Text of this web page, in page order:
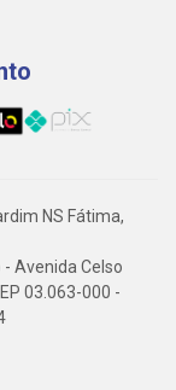
NS Fátima,
- Avenida Celso
03.063-000 -